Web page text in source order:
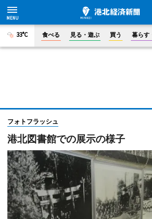
33°C 食べる 見る・遊ぶ 買う 暮らす
フォトフラッシュ
港北図書館での展示の様子